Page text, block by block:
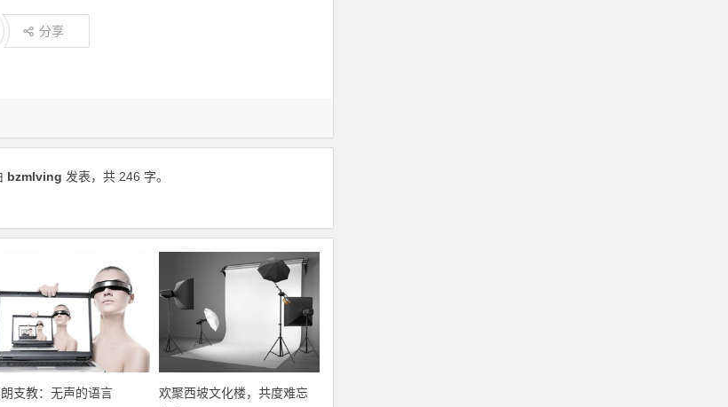
分享
bzmlving 发表，共 246 字。
支教：无声的语言
欢聚西坡文化楼，共度难忘